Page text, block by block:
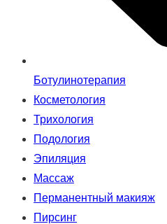
Ботулинотерапия
Косметология
Трихология
Подология
Эпиляция
Массаж
Перманентный макияж
Пирсинг